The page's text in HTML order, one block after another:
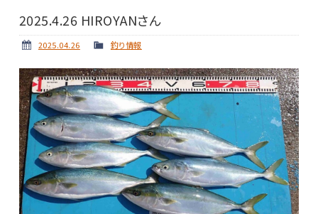
2025.4.26 HIROYANさん
2025.04.26 釣り情報